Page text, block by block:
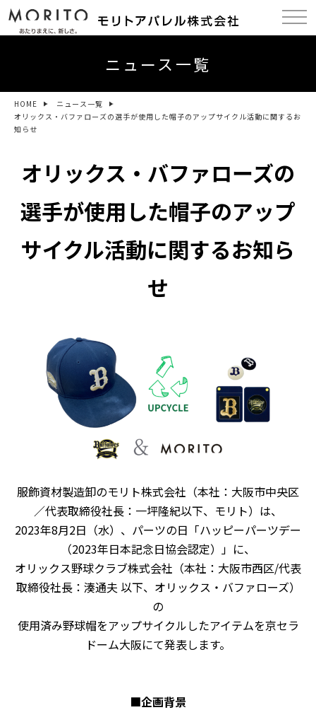
ニュース一覧
HOME
ニュース一覧
オリックス・バファローズの選手が使用した帽子のアップサイクル活動に関するお
知らせ
オリックス・バファローズの
選手が使用した帽子のアップ
サイクル活動に関するお知ら
せ
服飾資材製造卸のモリト株式会社（本社：大阪市中央区
／代表取締役社長：一坪隆紀以下、モリト）は、
2023年8月2日（水）、パーツの日「ハッピーパーツデー
（2023年日本記念日協会認定）」に、
オリックス野球クラブ株式会社（本社：大阪市西区/代表
取締役社長：湊通夫 以下、オリックス・バファローズ）
の
使用済み野球帽をアップサイクルしたアイテムを京セラ
ドーム大阪にて発表します。
■企画背景